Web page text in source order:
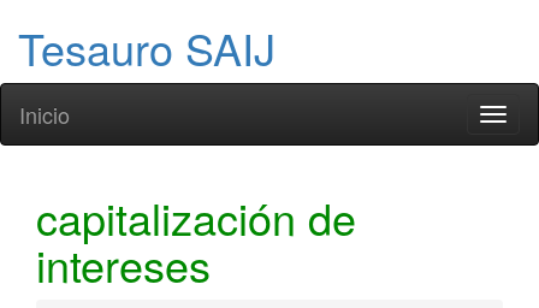
Tesauro SAIJ
Inicio
capitalización de
intereses